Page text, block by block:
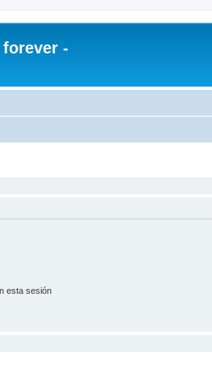
forever -
esta sesión